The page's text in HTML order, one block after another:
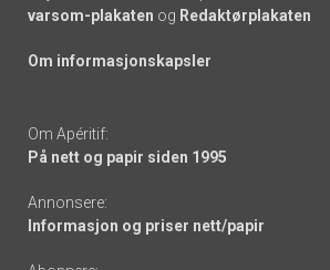
varsom-plakaten og Redaktørplakaten
Om informasjonskapsler
Om Apéritif:
På nett og papir siden 1995
Annonsere:
Informasjon og priser nett/papir